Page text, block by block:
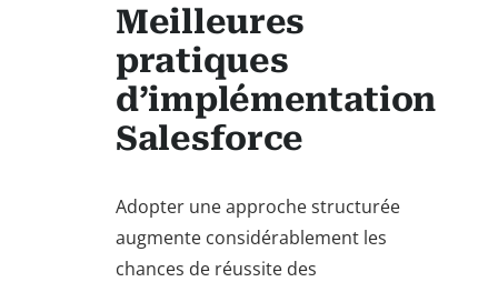
Meilleures
pratiques
d’implémentation
Salesforce
Adopter une approche structurée
augmente considérablement les
chances de réussite des